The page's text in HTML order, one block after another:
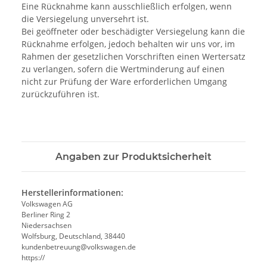
Eine Rücknahme kann ausschließlich erfolgen, wenn
die Versiegelung unversehrt ist.
Bei geöffneter oder beschädigter Versiegelung kann die
Rücknahme erfolgen, jedoch behalten wir uns vor, im
Rahmen der gesetzlichen Vorschriften einen Wertersatz
zu verlangen, sofern die Wertminderung auf einen
nicht zur Prüfung der Ware erforderlichen Umgang
zurückzuführen ist.
Angaben zur Produktsicherheit
Herstellerinformationen:
Volkswagen AG
Berliner Ring 2
Niedersachsen
Wolfsburg, Deutschland, 38440
kundenbetreuung@volkswagen.de
https://